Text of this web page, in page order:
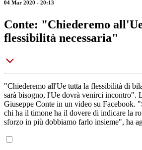
04 Mar 2020 - 20:13
Conte: "Chiederemo
flessibilità necessaria"
"Chiederemo all'Ue tutta la flessibilità di
sarà bisogno, l'Ue dovrà venirci incontro".
Giuseppe Conte in un video su Facebook.
chi ha il timone ha il dovere di indicare la
sforzo in più dobbiamo farlo insieme", ha